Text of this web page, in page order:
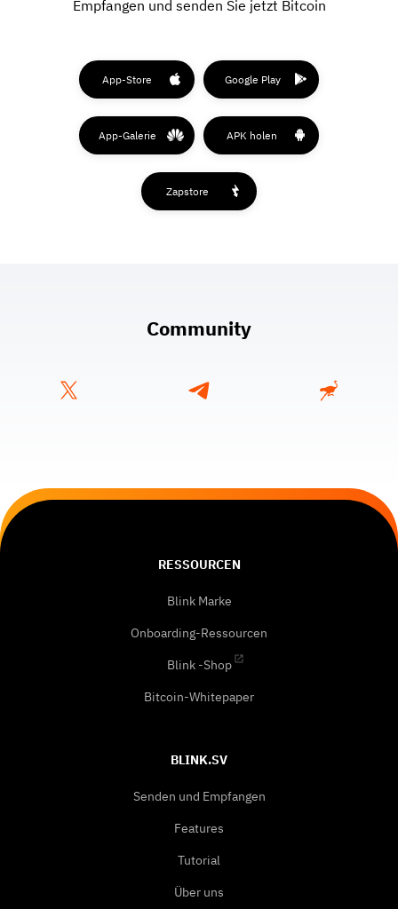
Empfangen und senden Sie jetzt Bitcoin
App-Store Google Play
App-Galerie APK holen
Zapstore
Community
RESSOURCEN
Blink Marke
Onboarding-Ressourcen
Blink -Shop
Bitcoin-Whitepaper
BLINK.SV
Senden und Empfangen
Features
Tutorial
Über uns